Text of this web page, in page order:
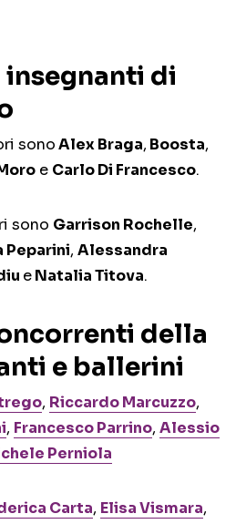
insegnanti di
sonoAlex Braga, Boosta,
e Carlo Di Francesco.
sono Garrison Rochelle,
Peparini, Alessandra
eNatalia Titova.
della
e ballerini
, Riccardo Marcuzzo,
, Francesco Parrino, Alessio
Perniola
Carta, Elisa Vismara,